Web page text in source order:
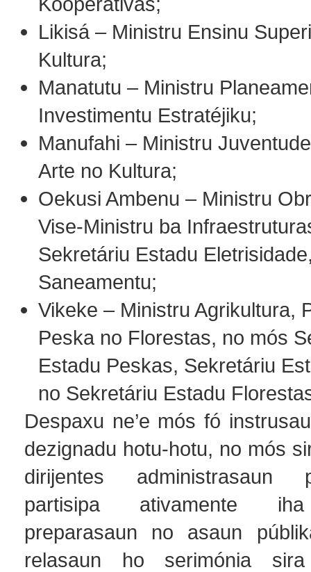
Likisá – Ministru Ensinu
Kultura;
Manatutu – Ministru
Investimentu Estratéjiku;
Manufahi – Ministru
Arte no Kultura;
Oekusi Ambenu – Ministru
Vise-Ministru ba
Sekretáriu Estadu
Saneamentu;
Vikeke – Ministru Agrikultura,
Peska no Florestas, no mós
Estadu Peskas, Sekretáriu
no Sekretáriu Estadu
Despaxu ne’e mós fó
dezignadu hotu-hotu, no mós
dirijentes administrasaun
partisipa ativamente
preparasaun no asaun
relasaun ho serimónia